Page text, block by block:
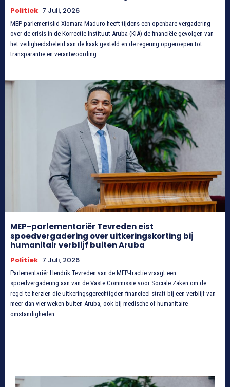
Politiek 7 Juli, 2026
MEP-parlementslid Xiomara Maduro heeft tijdens een openbare vergadering
over de crisis in de Korrectie Instituut Aruba (KIA) de financiële gevolgen van
het veiligheidsbeleid aan de kaak gesteld en de regering opgeroepen tot
transparantie en verantwoording.
MEP-parlementariër Tevreden eist
spoedvergadering over uitkeringskorting bij
humanitair verblijf buiten Aruba
Politiek 7 Juli, 2026
Parlementariër Hendrik Tevreden van de MEP-fractie vraagt een
spoedvergadering aan van de Vaste Commissie voor Sociale Zaken om de
regel te herzien die uitkeringsgerechtigden financieel straft bij een verblijf van
meer dan vier weken buiten Aruba, ook bij medische of humanitaire
omstandigheden.